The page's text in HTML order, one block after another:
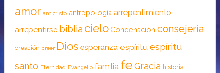
amor anticristo antropología arrepentimiento
arrepentirse biblia cielo Condenación consejería
creación creer Dios esperanza espíritu espíritu
santo Eternidad Evangelio familia feGracia historia